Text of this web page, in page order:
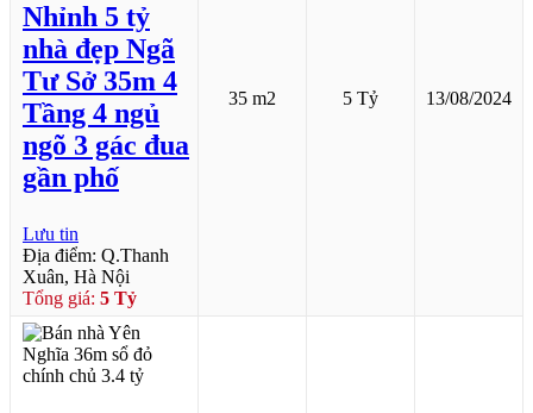
Nhỉnh 5 tỷ
nhà đẹp Ngã
Tư Sở 35m 4
Tầng 4 ngủ
ngõ 3 gác đua
gần phố
Lưu tin
Địa điểm: Q.Thanh
Xuân, Hà Nội
Tổng giá: 5 Tỷ
35 m2 5 Tỷ 13/08/2024